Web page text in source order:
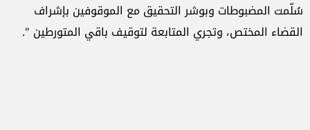
سُلّمت المضبوطات وبوشر التحقيق مع الموقوفين بإشراف
القضاء المختص، وتجري المتابعة لتوقيف باقي المتورطين ".